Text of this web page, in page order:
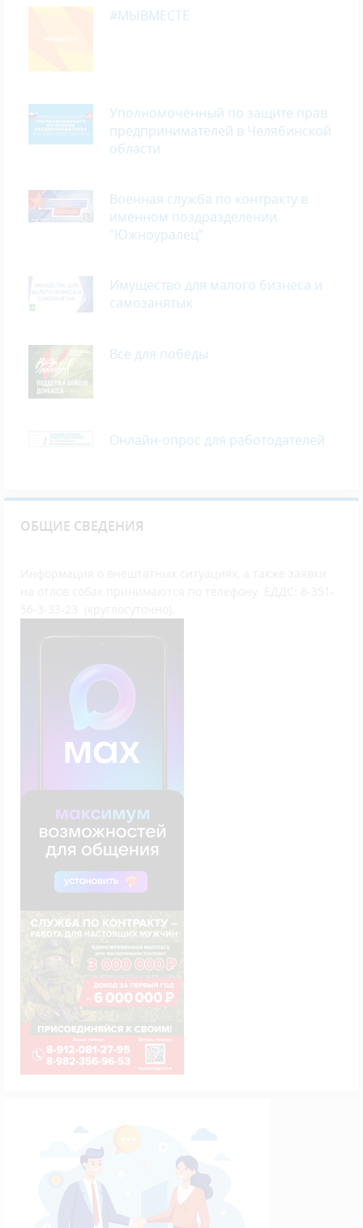
#МЫВМЕСТЕ
Уполномоченный по защите прав
предпринимателей в Челябинской
области
Военная служба по контракту в
именном поздразделении
"Южноуралец"
Имущество для малого бизнеса и
самозанятых
Все для победы
Онлайн-опрос для работодателей
ОБЩИЕ СВЕДЕНИЯ